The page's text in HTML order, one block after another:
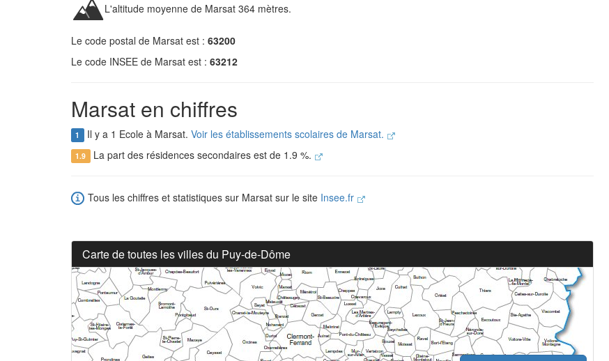
L'altitude moyenne de Marsat 364 mètres.
Le code postal de Marsat est : 63200
Le code INSEE de Marsat est : 63212
Marsat en chiffres
1 Il y a 1 Ecole à Marsat. Voir les établissements scolaires de Marsat.
1.9 La part des résidences secondaires est de 1.9 %.
Tous les chiffres et statistiques sur Marsat sur le site Insee.fr
Carte de toutes les villes du Puy-de-Dôme